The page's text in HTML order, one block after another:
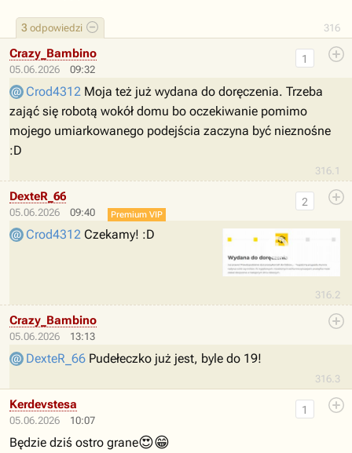
316
3 odpowiedzi
05.06.2026 09:32
316.1
1
Crazy_Bambino
Crod4312 Moja też już wydana do doręczenia. Trzeba
zająć się robotą wokół domu bo oczekiwanie pomimo
mojego umiarkowanego podejścia zaczyna być nieznośne
:D
05.06.2026 09:40
316.2
2
DexteR_66
Premium VIP
Crod4312 Czekamy! :D
05.06.2026 13:13
316.3
Crazy_Bambino
DexteR_66 Pudełeczko już jest, byle do 19!
05.06.2026 10:07
1
Kerdevstesa
Będzie dziś ostro grane😍😁